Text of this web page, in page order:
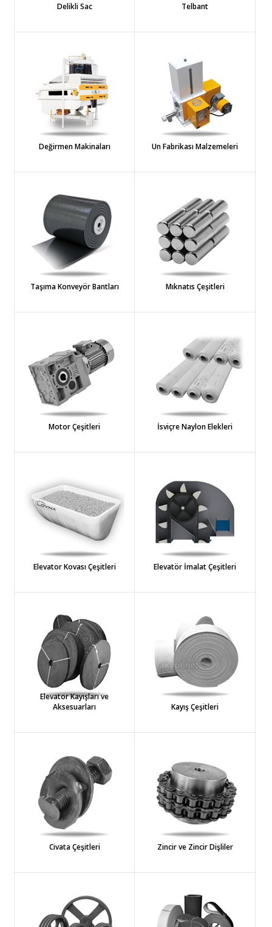
Delikli Sac Telbant
Değirmen Makinaları Un Fabrikası Malzemeleri
Taşıma Konveyör Bantları Mıknatıs Çeşitleri
Motor Çeşitleri İsviçre Naylon Elekleri
Elevator Kovası Çeşitleri Elevatör İmalat Çeşitleri
Elevator Kayışları ve
Aksesuarları
Kayış Çeşitleri
Civata Çeşitleri Zincir ve Zincir Dişliler